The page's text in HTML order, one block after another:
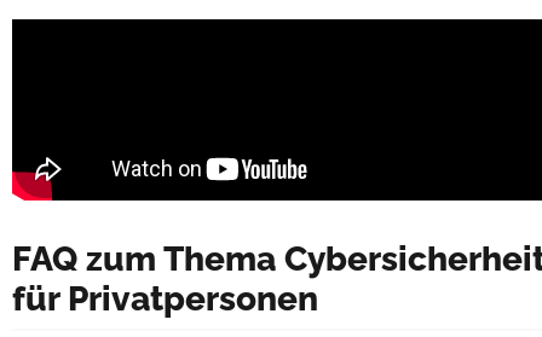
FAQ zum Thema
für Privatpersonen